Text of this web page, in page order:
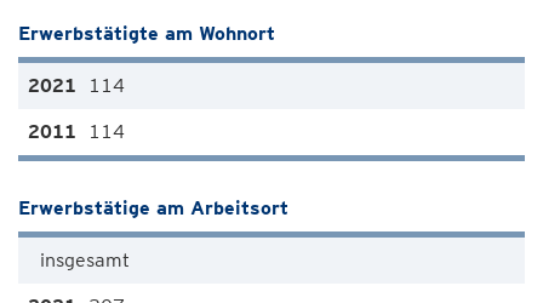
Erwerbstätigte am Wohnort
114
114
Erwerbstätige am Arbeitsort
insgesamt